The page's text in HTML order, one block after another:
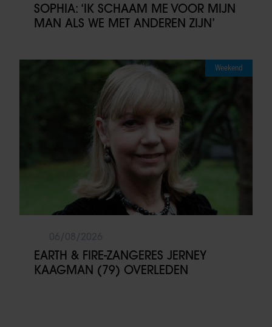
SOPHIA: ‘IK SCHAAM ME VOOR MIJN
MAN ALS WE MET ANDEREN ZIJN’
Weekend
EARTH & FIRE-ZANGERES JERNEY
KAAGMAN (79) OVERLEDEN